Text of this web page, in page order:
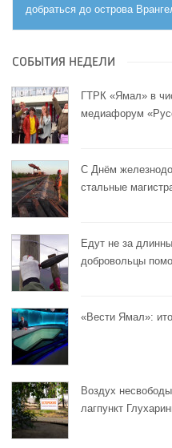
добраться до острова
СОБЫТИЯ НЕДЕЛИ
ГТРК «Ямал» в
медиафорум
С Днём
стальные
Едут не за
добровольцы
«Вести Ямал»:
Воздух
лагпункт